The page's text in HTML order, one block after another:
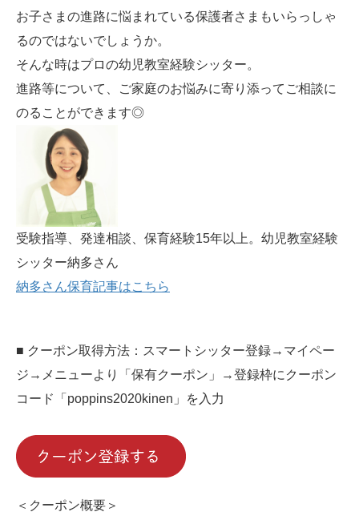
お子さまの進路に悩まれている保護者さまもいらっしゃ
るのではないでしょうか。
そんな時はプロの幼児教室経験シッター。
進路等について、ご家庭のお悩みに寄り添ってご相談に
のることができます◎
受験指導、発達相談、保育経験15年以上。幼児教室経験
シッター納多さん
納多さん保育記事はこちら
■ クーポン取得方法：スマートシッター登録→マイペー
ジ→メニューより「保有クーポン」→登録枠にクーポン
コード「poppins2020kinen」を入力
＜クーポン概要＞